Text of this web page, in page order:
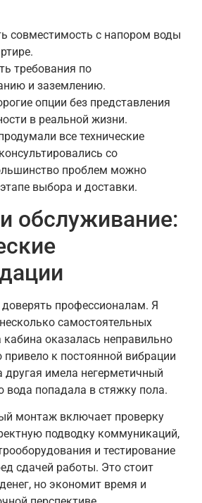
совместимость с напором воды
требования по
и заземлению.
опции без представления
в реальной жизни.
все технические
со
проблем можно
выбора и доставки.
обслуживание:
профессионалам. Я
самостоятельных
оказалась неправильно
привело к постоянной вибрации
другая имела негерметичный
вода попадала в стяжку пола.
монтаж включает проверку
подводку коммуникаций,
и тестирование
сдачей работы. Это стоит
но экономит время и